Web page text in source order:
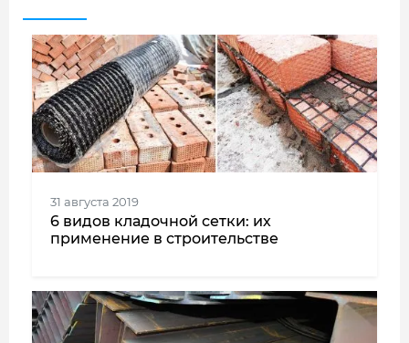
31 августа 2019
6 видов кладочной сетки: их
применение в строительстве